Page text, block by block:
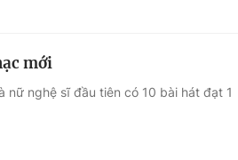
mới
nữ nghệ sĩ đầu tiên có 10 bài hát đạt 1